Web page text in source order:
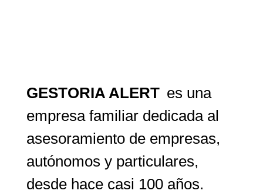
GESTORIA ALERT es una
empresa familiar dedicada al
asesoramiento de empresas,
autónomos y particulares,
desde hace casi 100 años.